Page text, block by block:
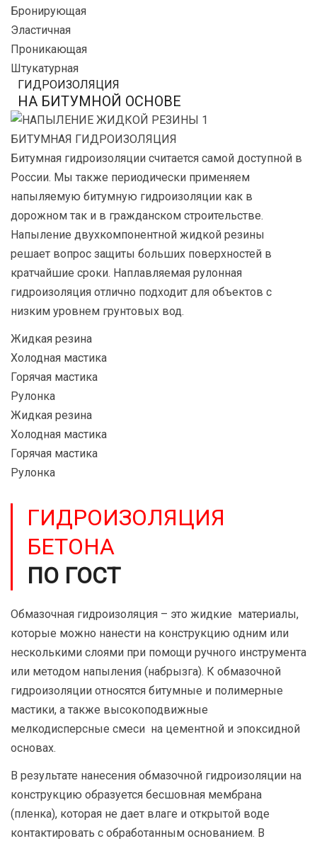
Бронирующая
Эластичная
Проникающая
Штукатурная
ГИДРОИЗОЛЯЦИЯ
НА БИТУМНОЙ ОСНОВЕ
БИТУМНАЯ ГИДРОИЗОЛЯЦИЯ
Битумная гидроизоляции считается самой доступной в
России. Мы также периодически применяем
напыляемую битумную гидроизоляции как в
дорожном так и в гражданском строительстве.
Напыление двухкомпонентной жидкой резины
решает вопрос защиты больших поверхностей в
кратчайшие сроки. Наплавляемая рулонная
гидроизоляция отлично подходит для объектов с
низким уровнем грунтовых вод.
Жидкая резина
Холодная мастика
Горячая мастика
Рулонка
Жидкая резина
Холодная мастика
Горячая мастика
Рулонка
ГИДРОИЗОЛЯЦИЯ
БЕТОНА
ПО ГОСТ
Обмазочная гидроизоляция – это жидкие материалы,
которые можно нанести на конструкцию одним или
несколькими слоями при помощи ручного инструмента
или методом напыления (набрызга). К обмазочной
гидроизоляции относятся битумные и полимерные
мастики, а также высокоподвижные
мелкодисперсные смеси на цементной и эпоксидной
основах.
В результате нанесения обмазочной гидроизоляции на
конструкцию образуется бесшовная мембрана
(пленка), которая не дает влаге и открытой воде
контактировать с обработанным основанием. В